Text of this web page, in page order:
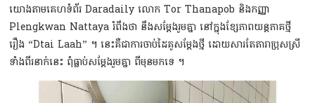
យោងតាមគេហទំព័រ Daradaily លោក Tor Thanapob និងកញ្ញា
Plengkwan Nattaya រំពឹងថា នឹងសម្ដែងរួមគ្នា នៅក្នុងខ្សែភាពយន្ដភាគថ្មី
រឿង “Dtai Laah” ។ នេះគឺជាការចាប់ដៃគូសម្ដែងថ្មី ដោយសារតែតារាប្រុសស្រី
ទាំងពីរនាក់នេះ ពុំធ្លាប់សម្ដែងរួមគ្នា ពីមុនមកទេ ។